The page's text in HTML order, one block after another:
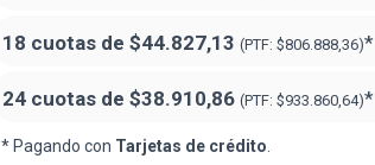
18 cuotas de $44.827,13 (PTF: $806.888,36)*
24 cuotas de $38.910,86 (PTF: $933.860,64)*
* Pagando con Tarjetas de crédito